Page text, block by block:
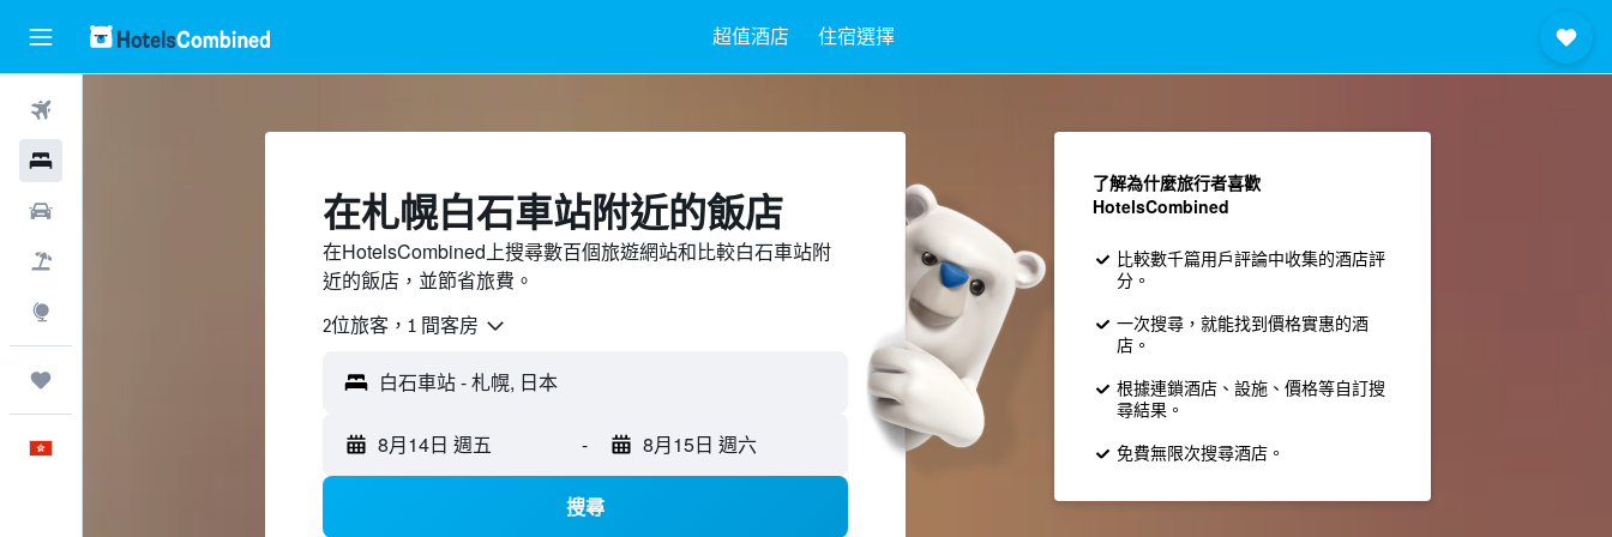
超值酒店 住宿選擇
​在札幌白石車站附近​的飯店
在HotelsCombined上搜尋數百個旅遊網站和比較白石車站附
近的飯店，並節省旅費。
2位旅客，1 間客房
8月14日 週五 - 8月15日 週六
搜尋
了解為什麼旅行者喜歡
HotelsCombined
比較數千篇用戶評論中收集的酒店評
分。
一次搜尋，就能找到價格實惠的酒
店。
根據連鎖酒店、設施、價格等自訂搜
尋結果。
免費無限次搜尋酒店。